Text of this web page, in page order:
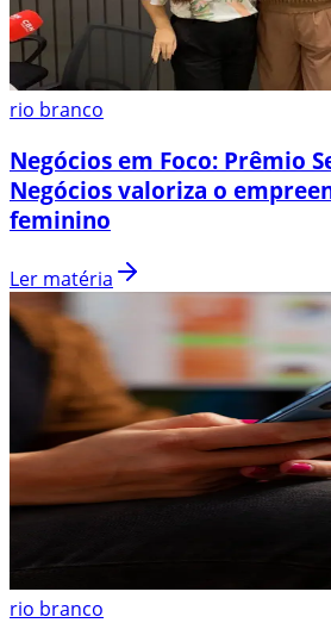
rio branco
Negócios em Foco: Prêmio
Negócios valoriza o
feminino
Ler matéria
rio branco